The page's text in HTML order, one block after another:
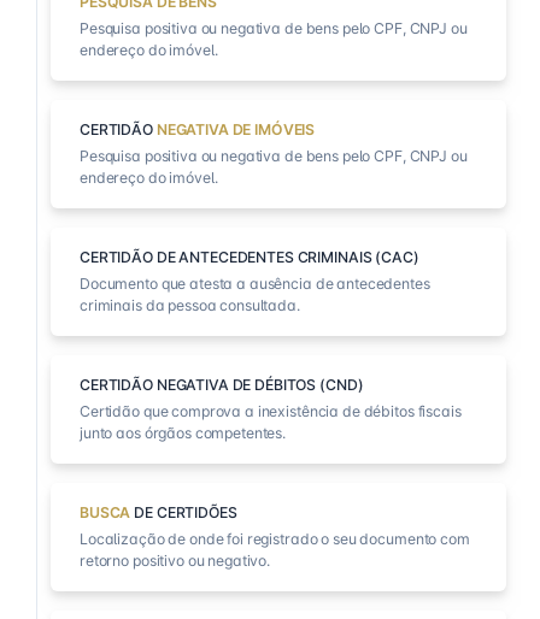
Pesquisa positiva ou negativa de bens pelo CPF, CNPJ ou
endereço do imóvel.
CERTIDÃO NEGATIVA DE IMÓVEIS
Pesquisa positiva ou negativa de bens pelo CPF, CNPJ ou
endereço do imóvel.
CERTIDÃO DE ANTECEDENTES CRIMINAIS (CAC)
Documento que atesta a ausência de antecedentes
criminais da pessoa consultada.
CERTIDÃO NEGATIVA DE DÉBITOS (CND)
Certidão que comprova a inexistência de débitos fiscais
junto aos órgãos competentes.
BUSCA DE CERTIDÕES
Localização de onde foi registrado o seu documento com
retorno positivo ou negativo.